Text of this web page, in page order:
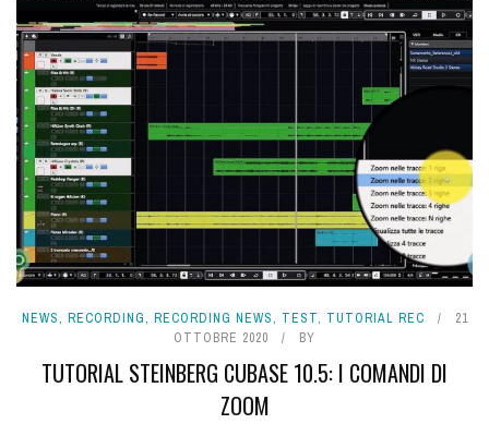
NEWS, RECORDING, RECORDING NEWS, TEST, TUTORIAL REC
21
OTTOBRE 2020
BY
TUTORIAL STEINBERG CUBASE 10.5: I COMANDI DI
ZOOM